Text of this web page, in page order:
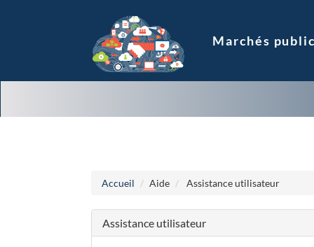
Accueil Aide Assistance utilisateur
Assistance utilisateur